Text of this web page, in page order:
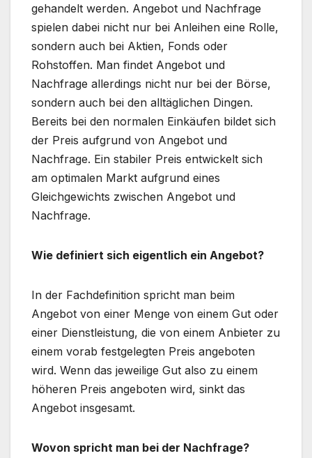
gehandelt werden. Angebot und Nachfrage
spielen dabei nicht nur bei Anleihen eine Rolle,
sondern auch bei Aktien, Fonds oder
Rohstoffen. Man findet Angebot und
Nachfrage allerdings nicht nur bei der Börse,
sondern auch bei den alltäglichen Dingen.
Bereits bei den normalen Einkäufen bildet sich
der Preis aufgrund von Angebot und
Nachfrage. Ein stabiler Preis entwickelt sich
am optimalen Markt aufgrund eines
Gleichgewichts zwischen Angebot und
Nachfrage.
Wie definiert sich eigentlich ein Angebot?
In der Fachdefinition spricht man beim
Angebot von einer Menge von einem Gut oder
einer Dienstleistung, die von einem Anbieter zu
einem vorab festgelegten Preis angeboten
wird. Wenn das jeweilige Gut also zu einem
höheren Preis angeboten wird, sinkt das
Angebot insgesamt.
Wovon spricht man bei der Nachfrage?